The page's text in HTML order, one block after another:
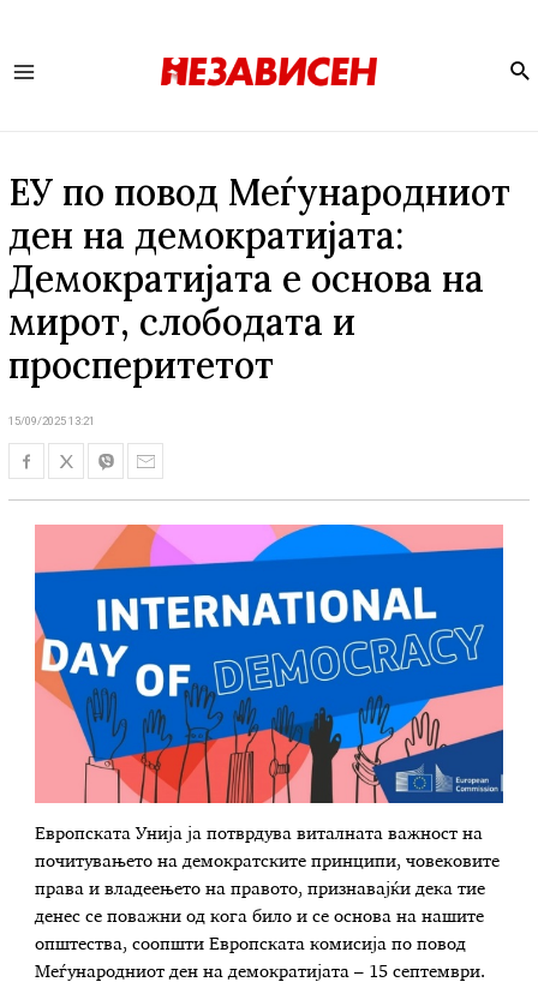
ЕУ по повод Меѓународниот
ден на демократијата:
Демократијата е основа на
мирот, слободата и
просперитетот
15/09/2025 13:21
Европската Унија ја потврдува виталната важност на
почитувањето на демократските принципи, човековите
права и владеењето на правото, признавајќи дека тие
денес се поважни од кога било и се основа на нашите
општества, соопшти Европската комисија по повод
Меѓународниот ден на демократијата – 15 септември.